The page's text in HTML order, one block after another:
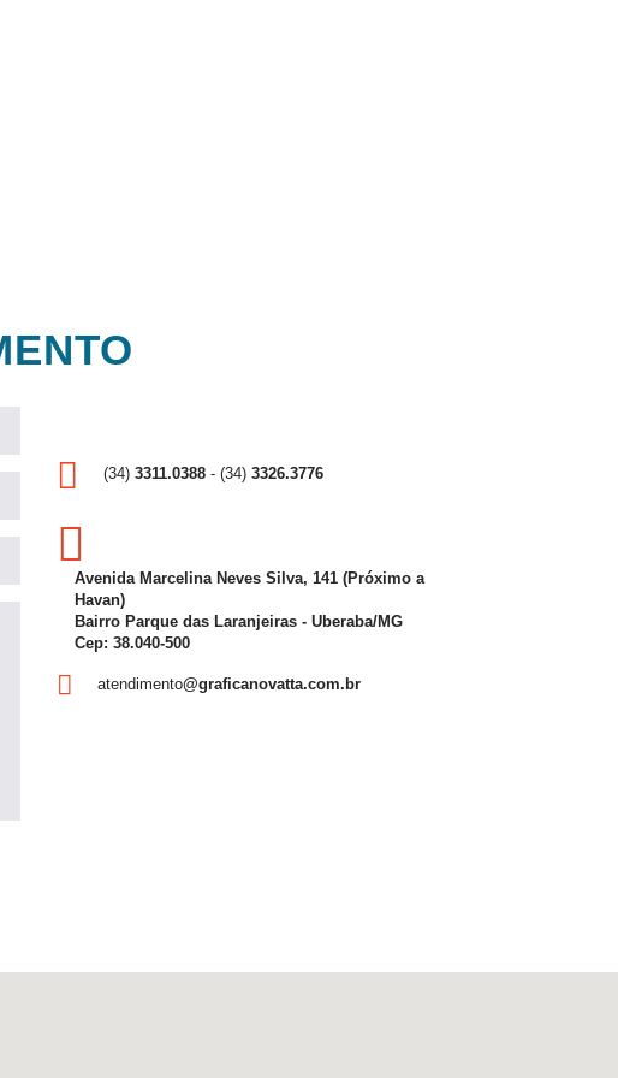
(34)3311.0388 - (34)3326.3776
Avenida Marcelina Neves Silva, 141 (Próximo a
Havan)
Bairro Parque das Laranjeiras - Uberaba/MG
Cep: 38.040-500
atendimento@graficanovatta.com.br